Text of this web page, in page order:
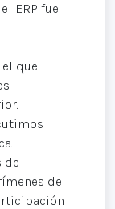
ERP fue
el que
de
de